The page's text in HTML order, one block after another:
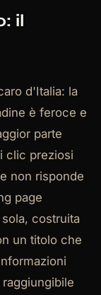
il
d'Italia: la
è feroce e
parte
clic preziosi
non risponde
page
costruita
un titolo che